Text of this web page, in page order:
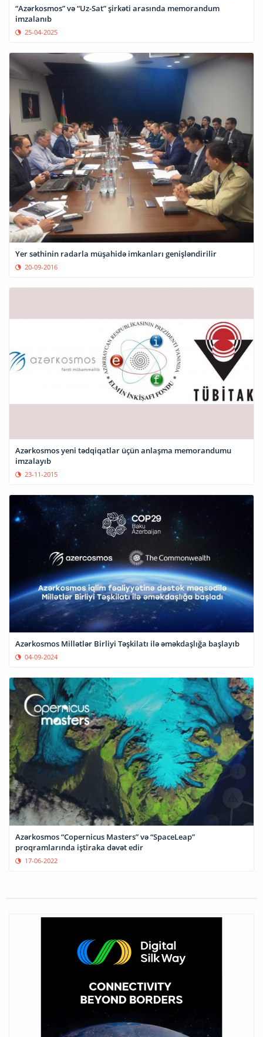
“Azərkosmos” və “Uz-Sat” şirkəti arasında memorandum
imzalanıb
25-04-2025
Yer səthinin radarla müşahidə imkanları genişləndirilir
20-09-2016
Azərkosmos yeni tədqiqatlar üçün anlaşma memorandumu
imzalayıb
23-11-2015
Azərkosmos Millətlər Birliyi Təşkilatı ilə əməkdaşlığa başlayıb
04-09-2024
Azərkosmos “Copernicus Masters” və “SpaceLeap”
proqramlarında iştiraka dəvət edir
17-06-2022